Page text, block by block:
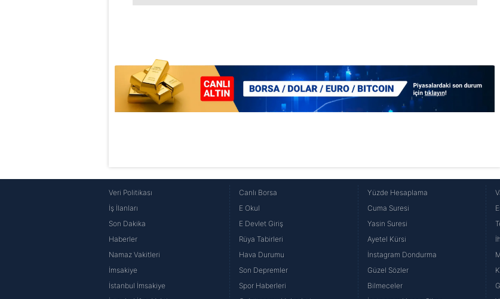
Veri Politikası
İş İlanları
Son Dakika
Haberler
Namaz Vakitleri
İmsakiye
İstanbul İmsakiye
Canlı Borsa
E Okul
E Devlet Giriş
Rüya Tabirleri
Hava Durumu
Son Depremler
Spor Haberleri
Yüzde Hesaplama
Cuma Suresi
Yasin Suresi
Ayetel Kürsi
İnstagram Dondurma
Güzel Sözler
Bilmeceler